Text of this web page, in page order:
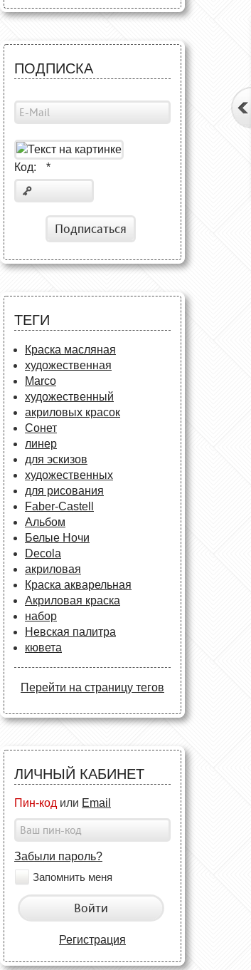
ПОДПИСКА
Код: *
Подписаться
ТЕГИ
Краска масляная
художественная
Marco
художественный
акриловых красок
Сонет
линер
для эскизов
художественных
для рисования
Faber-Castell
Альбом
Белые Ночи
Decola
акриловая
Краска акварельная
Акриловая краска
набор
Невская палитра
кювета
Перейти на страницу тегов
ЛИЧНЫЙ КАБИНЕТ
Пин-код или Email
Забыли пароль?
Запомнить меня
Войти
Регистрация